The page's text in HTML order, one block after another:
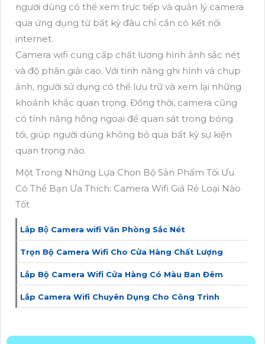
người dùng có thể xem trực tiếp và quản lý camera
qua ứng dụng từ bất kỳ đâu chỉ cần có kết nối
internet.
Camera wifi cung cấp chất lượng hình ảnh sắc nét
và độ phân giải cao. Với tính năng ghi hình và chụp
ảnh, người sử dụng có thể lưu trữ và xem lại những
khoảnh khắc quan trọng. Đồng thời, camera cũng
có tính năng hồng ngoại để quan sát trong bóng
tối, giúp người dùng không bỏ qua bất kỳ sự kiện
quan trọng nào.
Một Trong Những Lựa Chọn Bộ Sản Phẩm Tối Ưu
Có Thể Bạn Ưa Thích: Camera Wifi Giá Rẻ Loại Nào
Tốt
Lắp Bộ Camera wifi Văn Phòng Sắc Nét
Trọn Bộ Camera Wifi Cho Cửa Hàng Chất Lượng
Lắp Bộ Camera Wifi Cửa Hàng Có Màu Ban Đêm
Lắp Camera Wifi Chuyên Dụng Cho Công Trình